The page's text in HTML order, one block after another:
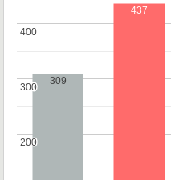
200
200
300
300
400
400
309
437